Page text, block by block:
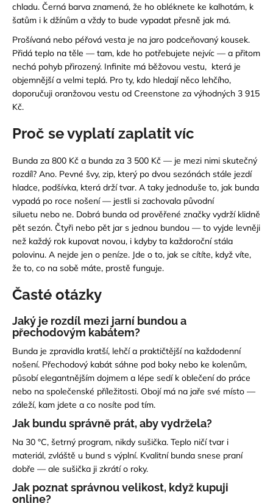
chladu. Černá barva znamená, že ho obléknete ke kalhotám, k
šatům i k džínům a vždy to bude vypadat přesně jak má.
Prošívaná nebo péřová vesta je na jaro podceňovaný kousek.
Přidá teplo na těle — tam, kde ho potřebujete nejvíc — a přitom
nechá pohyb přirozený. Infinite má běžovou vestu, která je
objemnější a velmi teplá. Pro ty, kdo hledají něco lehčího,
doporučuji oranžovou vestu od Creenstone za výhodných 3 915
Kč.
Proč se vyplatí zaplatit víc
Bunda za 800 Kč a bunda za 3 500 Kč — je mezi nimi skutečný
rozdíl? Ano. Pevné švy, zip, který po dvou sezónách stále jezdí
hladce, podšívka, která drží tvar. A taky jednoduše to, jak bunda
vypadá po roce nošení — jestli si zachovala původní
siluetu nebo ne. Dobrá bunda od prověřené značky vydrží klidně
pět sezón. Čtyři nebo pět jar s jednou bundou — to vyjde levněji
než každý rok kupovat novou, i kdyby ta každoroční stála
polovinu. A nejde jen o peníze. Jde o to, jak se cítíte, když víte,
že to, co na sobě máte, prostě funguje.
Časté otázky
Jaký je rozdíl mezi jarní bundou a
přechodovým kabátem?
Bunda je zpravidla kratší, lehčí a praktičtější na každodenní
nošení. Přechodový kabát sáhne pod boky nebo ke kolenům,
působí elegantnějším dojmem a lépe sedí k oblečení do práce
nebo na společenské příležitosti. Obojí má na jaře své místo —
záleží, kam jdete a co nosíte pod tím.
Jak bundu správně prát, aby vydržela?
Na 30 °C, šetrný program, nikdy sušička. Teplo ničí tvar i
materiál, zvláště u bund s výplní. Kvalitní bunda snese praní
dobře — ale sušička ji zkrátí o roky.
Jak poznat správnou velikost, když kupuji
online?